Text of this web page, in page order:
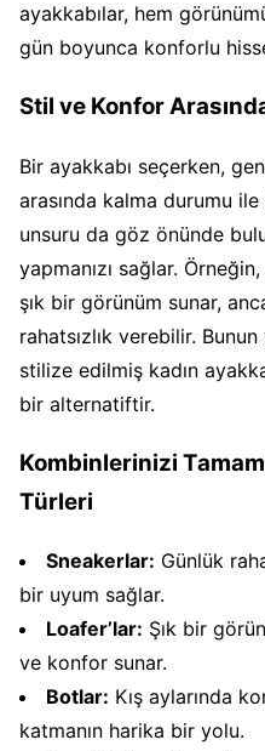
ayakkabılar, hem
gün boyunca konforlu
Stil ve Konfor
Bir ayakkabı seçerken,
arasında kalma durumu ile
unsuru da göz önünde
yapmanızı sağlar.
şık bir görünüm sunar,
rahatsızlık verebilir.
stilize edilmiş kadın
bir alternatiftir.
Kombinlerinizi
Türleri
Sneakerlar: Günlük
bir uyum sağlar.
Loafer’lar: Şık bir
ve konfor sunar.
Botlar: Kış aylarında
katmanın harika bir yolu.